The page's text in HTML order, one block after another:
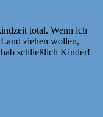
total. Wenn ich
ziehen wollen,
schließlich Kinder!